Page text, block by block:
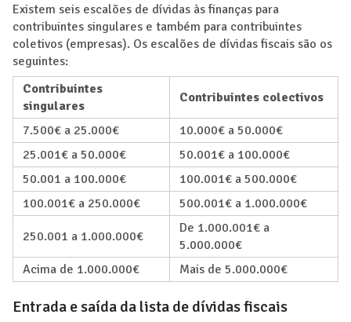
Existem seis escalões de dívidas às finanças para
contribuintes singulares e também para contribuintes
coletivos (empresas). Os escalões de dívidas fiscais são os
seguintes:
Contribuintes
singulares
Contribuintes colectivos
7.500€ a 25.000€
10.000€ a 50.000€
25.001€ a 50.000€
50.001€ a 100.000€
50.001 a 100.000€
100.001€ a 500.000€
100.001€ a 250.000€
500.001€ a 1.000.000€
250.001 a 1.000.000€
De 1.000.001€ a
5.000.000€
Acima de 1.000.000€
Mais de 5.000.000€
Entrada e saída da lista de dívidas fiscais